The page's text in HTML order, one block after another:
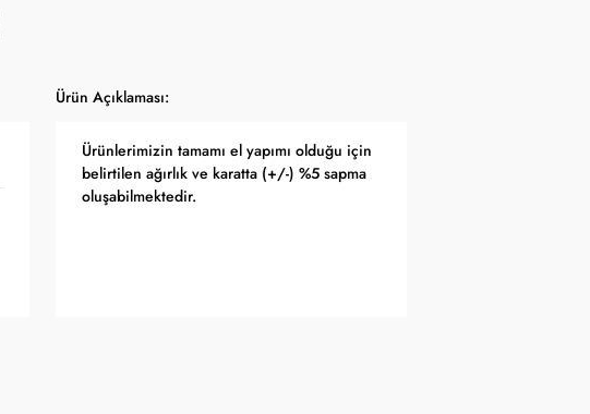
Ürün Açıklaması:
Ürünlerimizin tamamı el yapımı olduğu için
belirtilen ağırlık ve karatta (+/-) %5 sapma
oluşabilmektedir.